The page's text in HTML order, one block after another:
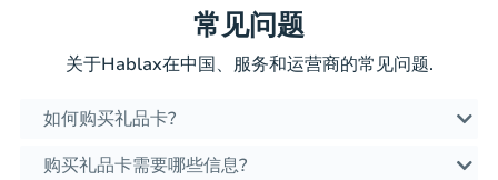
常见问题
关于Hablax在中国、服务和运营商的常见问题.
如何购买礼品卡?
购买礼品卡需要哪些信息?